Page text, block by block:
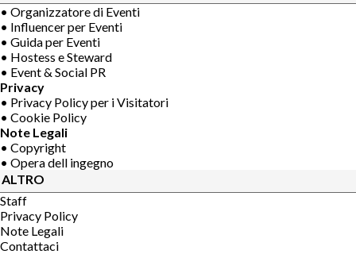
• Organizzatore di Eventi
• Influencer per Eventi
• Guida per Eventi
• Hostess e Steward
• Event & Social PR
Privacy
• Privacy Policy per i Visitatori
• Cookie Policy
Note Legali
• Copyright
• Opera dell ingegno
ALTRO
Staff
Privacy Policy
Note Legali
Contattaci